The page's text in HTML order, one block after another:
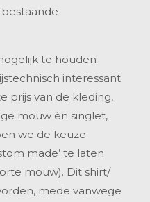
te houden
interessant
prijs van de kleding,
mouw én singlet,
we de keuze
made’ te laten
mouw). Dit shirt/
mede vanwege